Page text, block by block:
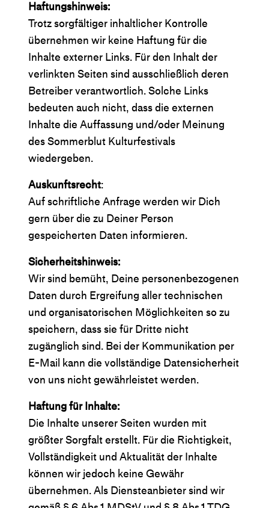
Haftungshinweis:
Trotz sorgfältiger inhaltlicher Kontrolle
übernehmen wir keine Haftung für die
Inhalte externer Links. Für den Inhalt der
verlinkten Seiten sind ausschließlich deren
Betreiber verantwortlich. Solche Links
bedeuten auch nicht, dass die externen
Inhalte die Auffassung und/oder Meinung
des Sommerblut Kulturfestivals
wiedergeben.
Auskunftsrecht:
Auf schriftliche Anfrage werden wir Dich
gern über die zu Deiner Person
gespeicherten Daten informieren.
Sicherheitshinweis:
Wir sind bemüht, Deine personenbezogenen
Daten durch Ergreifung aller technischen
und organisatorischen Möglichkeiten so zu
speichern, dass sie für Dritte nicht
zugänglich sind. Bei der Kommunikation per
E-Mail kann die vollständige Datensicherheit
von uns nicht gewährleistet werden.
Haftung für Inhalte:
Die Inhalte unserer Seiten wurden mit
größter Sorgfalt erstellt. Für die Richtigkeit,
Vollständigkeit und Aktualität der Inhalte
können wir jedoch keine Gewähr
übernehmen. Als Diensteanbieter sind wir